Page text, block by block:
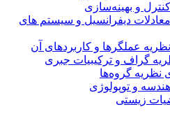
و بهینه‌سازی
دیفرانسیل و سیستم های
عملگرها و کاربردهای آن
گراف و ترکیبیات جبری
نظریه گروه‌ها
و توپولوژی
زیستی